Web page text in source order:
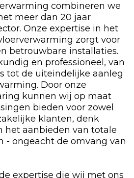
combineren we
meer dan 20 jaar
Onze expertise in het
zorgt voor
betrouwbare installaties.
en professioneel, van
tot de uiteindelijke aanleg
Door onze
kunnen wij op maat
bieden voor zowel
klanten, denk
het aanbieden van totale
- ongeacht de omvang van
expertise die wij met ons